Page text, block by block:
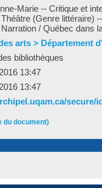
Marie -- Critique et
(Genre littéraire)
/ Québec dans
arts > Département
bibliothèques
13:47
13:47
secure/
du document)